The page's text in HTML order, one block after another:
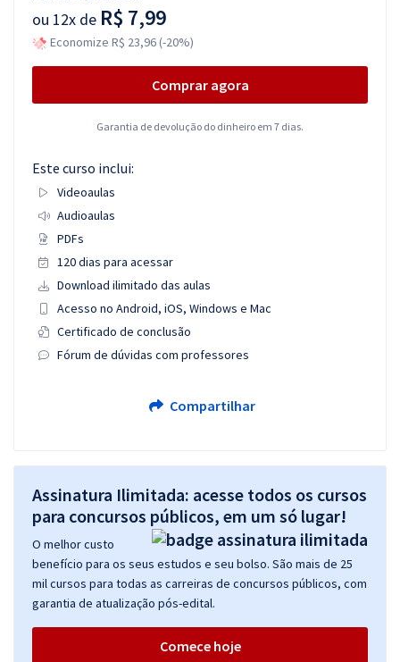
ou 12x de R$ 7,99
Economize R$ 23,96 (-20%)
Comprar agora
Garantia de devolução do dinheiro em 7 dias.
Este curso inclui:
Videoaulas
Audioaulas
PDFs
120 dias para acessar
Download ilimitado das aulas
Acesso no Android, iOS, Windows e Mac
Certificado de conclusão
Fórum de dúvidas com professores
Compartilhar
Assinatura Ilimitada: acesse todos os cursos
para concursos públicos, em um só lugar!
O melhor custo
benefício para os seus estudos e seu bolso. São mais de 25
mil cursos para todas as carreiras de concursos públicos, com
garantia de atualização pós-edital.
Comece hoje